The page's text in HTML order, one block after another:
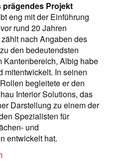
prägendes Projekt
eng mit der Einführung
rund 20 Jahren
nach Angaben des
den bedeutendsten
Kantenbereich, Albig habe
mitentwickelt. In seinen
begleitete er den
Interior Solutions, das
Darstellung zu einem der
Spezialisten für
und
entwickelt hat.